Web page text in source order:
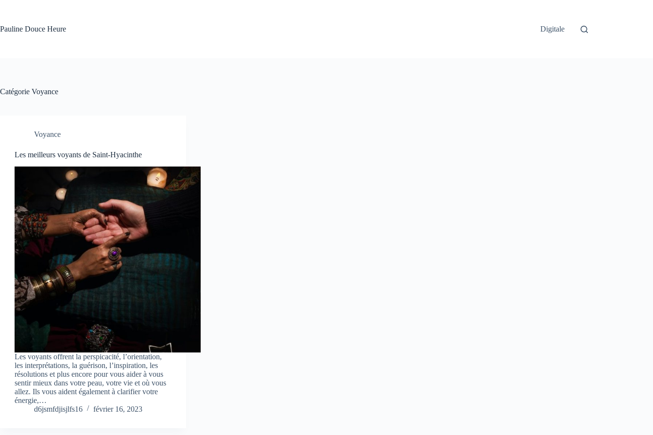
Pauline Douce Heure
Digitale
Catégorie Voyance
Voyance
Les meilleurs voyants de Saint-Hyacinthe
Les voyants offrent la perspicacité, l’orientation,
les interprétations, la guérison, l’inspiration, les
résolutions et plus encore pour vous aider à vous
sentir mieux dans votre peau, votre vie et où vous
allez. Ils vous aident également à clarifier votre
énergie,…
d6jsmfdjisjlfs16
février 16, 2023